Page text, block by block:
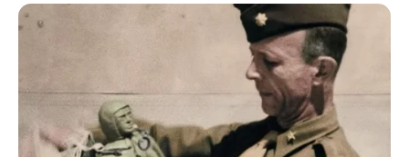
Pronostic PMU et bruits d’écuries du Tiercé
Quinté du jour pour le PRIX DE LA CHAMBRE
DU DUC ce 1er Octobre 2024